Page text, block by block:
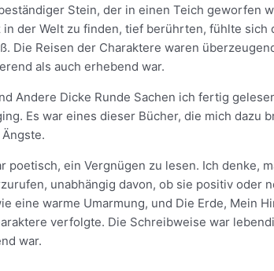
Stein, der in einen Teich geworfen
in der Welt zu finden, tief berührten, fühlte
Die Reisen der Charaktere waren
als auch erhebend war.
Andere Dicke Runde Sachen ich fertig
Es war eines dieser Bücher, die mich
poetisch, ein Vergnügen zu lesen. Ich denke,
unabhängig davon, ob sie positiv oder
eine warme Umarmung, und Die Erde, Mein
verfolgte. Die Schreibweise war
war.